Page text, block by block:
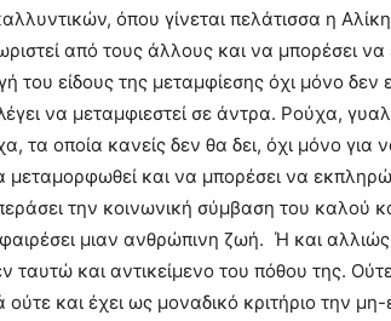
όπου γίνεται πελάτισσα η
από τους άλλους και να μπορέσει να
του είδους της μεταμφίεσης όχι μόνο δεν
να μεταμφιεστεί σε άντρα. Ρούχα,
τα οποία κανείς δεν θα δει, όχι μόνο για
μεταμορφωθεί και να μπορέσει να
την κοινωνική σύμβαση του καλού
μιαν ανθρώπινη ζωή. Ή και
ταυτώ και αντικείμενο του πόθου της.
και έχει ως μοναδικό κριτήριο την